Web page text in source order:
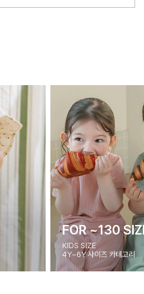
FOR ~130
KIDS SIZE
4Y~6Y 사이즈 카테고리